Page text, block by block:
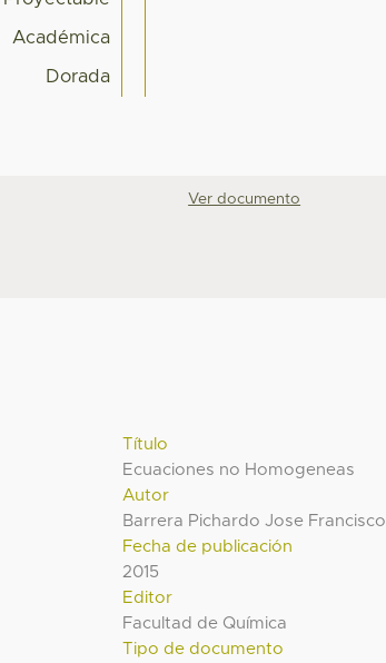
Académica
Dorada
Ver documento
Título
Ecuaciones no Homogeneas
Autor
Barrera Pichardo Jose Francisco
Fecha de publicación
2015
Editor
Facultad de Química
Tipo de documento